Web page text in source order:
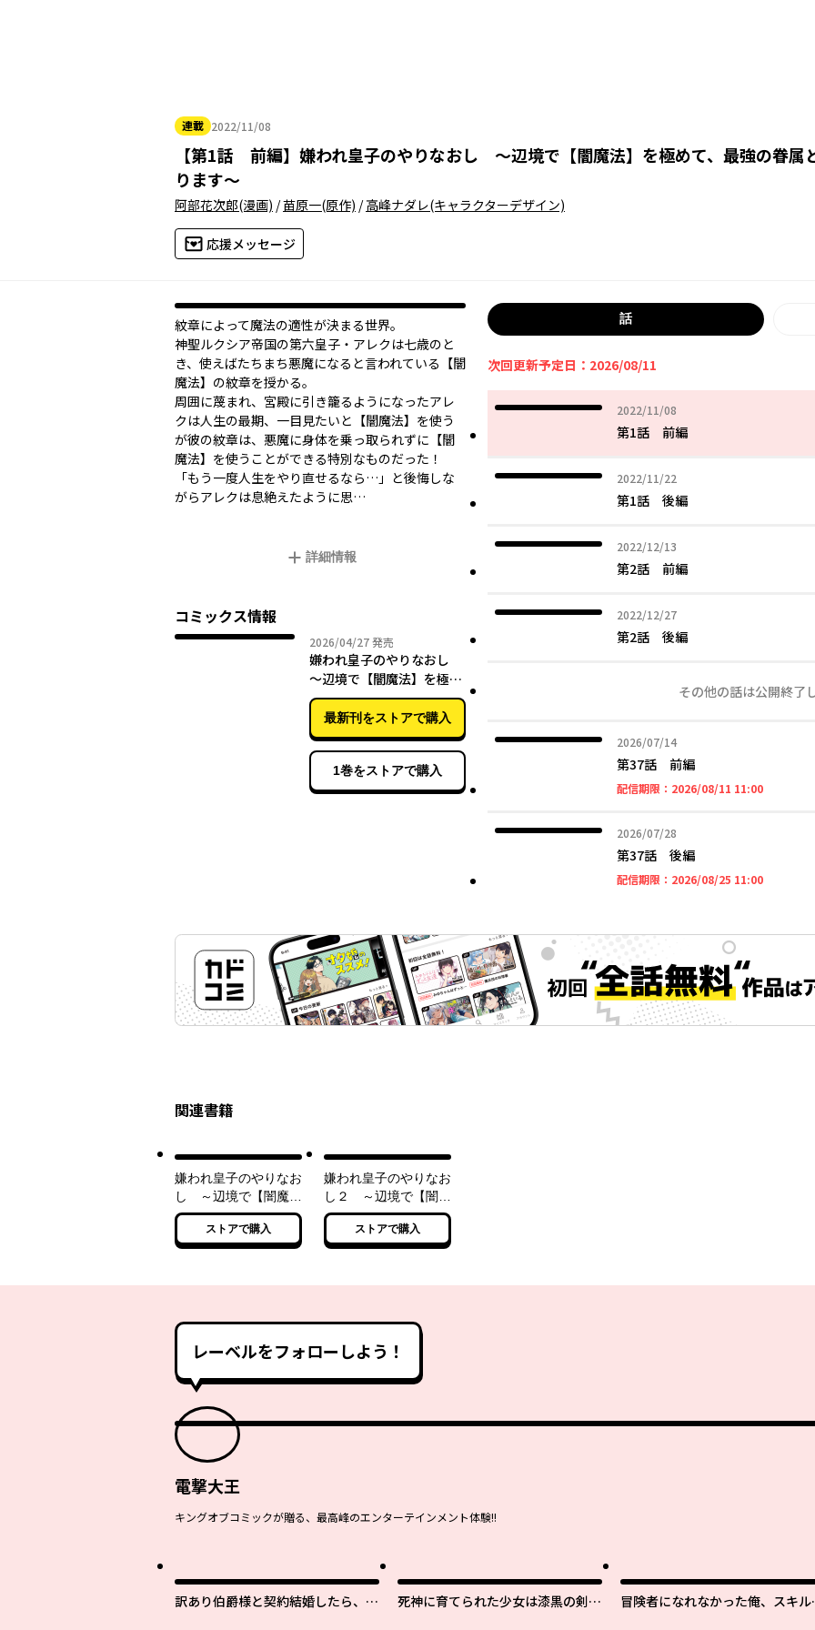
連載 2022/11/08
2022年11月08日
【第1話 前編】 嫌われ皇子のやりなおし ～辺境で【闇魔法】を極めて、最強の眷属
ります～
阿部花次郎(漫画) /苗原一(原作) /高峰ナダレ(キャラクターデザイン)
応援メッセージ
紋章によって魔法の適性が決まる世界。
神聖ルクシア帝国の第六皇子・アレクは七歳のと
き、使えばたちまち悪魔になると言われている【闇
魔法】の紋章を授かる。
周囲に蔑まれ、宮殿に引き籠るようになったアレ
クは人生の最期、一目見たいと【闇魔法】を使う
が彼の紋章は、悪魔に身体を乗っ取られずに【闇
魔法】を使うことができる特別なものだった！
「もう一度人生をやり直せるなら…」と後悔しな
がらアレクは息絶えたように思…
詳細情報
コミックス情報
2026/04/272026年04月27日
発売
嫌われ皇子のやりなおし
～辺境で【闇魔法】を極め
て、最強の眷属と理想の王
国を作ります～（７）
最新刊をストアで購入
1巻をストアで購入
話
次回更新予定日：2026/08/11
2022/11/08
2022年11月08日
第1話 前編
2022/11/22
2022年11月22日
第1話 後編
2022/12/13
2022年12月13日
第2話 前編
2022/12/27
2022年12月27日
第2話 後編
その他の話は公開終了
2026/07/14
2026年07月14日
第37話 前編
配信期限： 2026/08/11 11:002026年08
2026/07/28
2026年07月28日
第37話 後編
配信期限： 2026/08/25 11:002026年08
関連書籍
嫌われ皇子のやりなお
し ～辺境で【闇魔
法】を極めて、最強の
眷属と理想の王国を作
ります～【電子特別
ストアで購入
嫌われ皇子のやりなお
し２ ～辺境で【闇魔
法】を極めて、最強の
眷属と理想の王国を作
ります～
ストアで購入
レーベルをフォローしよう！
電撃大王
キングオブコミックが贈る、最高峰のエンターテインメント体験!!
訳あり伯爵様と契約結婚したら、義
死神に育てられた少女は漆黒の剣を
冒険者になれなかった俺、スキル